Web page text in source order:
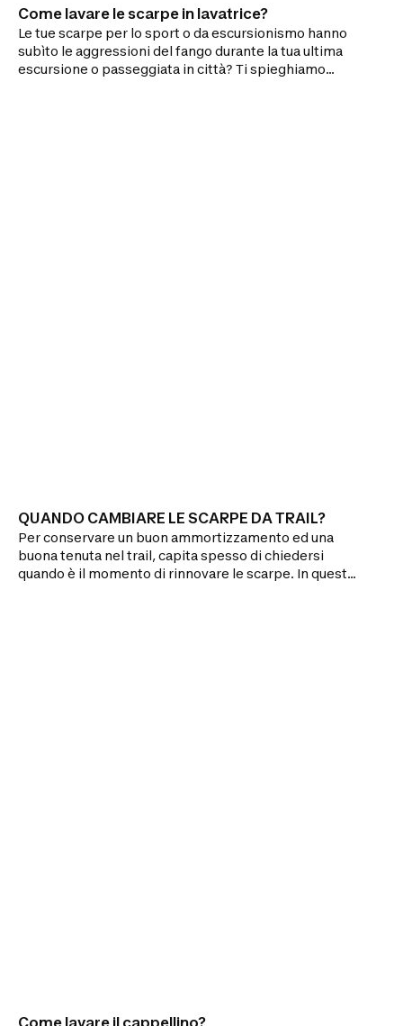
Come lavare le scarpe in lavatrice?
Le tue scarpe per lo sport o da escursionismo hanno
subìto le aggressioni del fango durante la tua ultima
escursione o passeggiata in città? Ti spieghiamo
QUANDO CAMBIARE LE SCARPE DA TRAIL?
Per conservare un buon ammortizzamento ed una
buona tenuta nel trail, capita spesso di chiedersi
quando è il momento di rinnovare le scarpe. In questo
Come lavare il cappellino?